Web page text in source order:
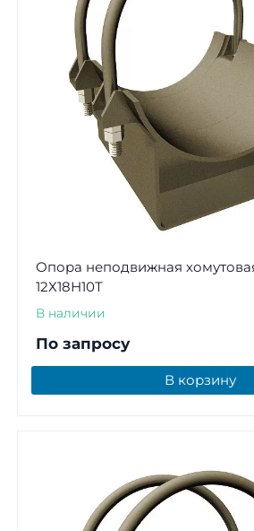
Опора неподвижная хомутовая
12Х18Н10Т
В наличии
По запросу
В корзину